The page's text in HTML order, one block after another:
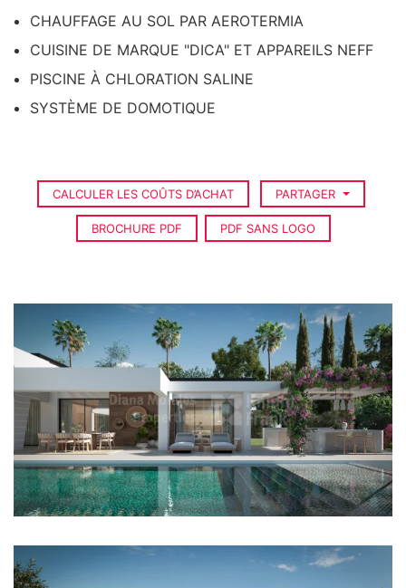
CHAUFFAGE AU SOL PAR AEROTERMIA
CUISINE DE MARQUE "DICA" ET APPAREILS NEFF
PISCINE À CHLORATION SALINE
SYSTÈME DE DOMOTIQUE
CALCULER LES COÛTS D’ACHAT PARTAGER
BROCHURE PDF PDF SANS LOGO